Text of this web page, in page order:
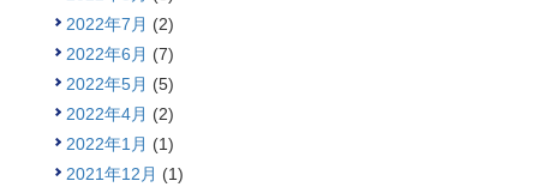
2022年7月 (2)
2022年6月 (7)
2022年5月 (5)
2022年4月 (2)
2022年1月 (1)
2021年12月 (1)